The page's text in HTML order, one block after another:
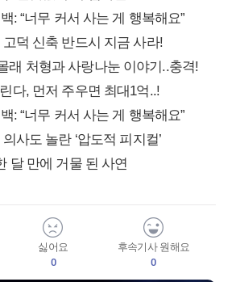
: “너무 커서 사는 게 행복해요”
덕 신축 반드시 지금 사라!
래 처형과 사랑나눈 이야기..충격!
다, 먼저 주우면 최대1억..!
: “너무 커서 사는 게 행복해요”
사도 놀란 ‘압도적 피지컬’
달 만에 거물 된 사연
싫어요
0
후속기사 원해요
0